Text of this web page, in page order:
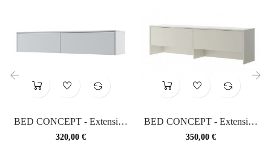
BED CONCEPT - Extension
de rangement pour lit...
Prix
320,00 €
BED CONCEPT - Extension
de rangement pour lit...
Prix
350,00 €